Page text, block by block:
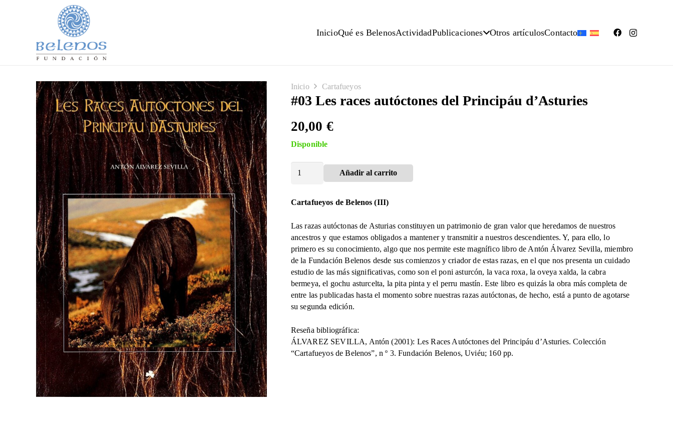
InicioQué es BelenosActividadPublicaciones Otros artículosContacto
Inicio Cartafueyos
#03 Les races autóctones del Principáu d’Asturies
20,00 €
Disponible
autóctones
Principáu
d'Asturies
cantidad
Añadir al carrito
Alternative:
Cartafueyos de Belenos (III)
Las razas autóctonas de Asturias constituyen un patrimonio de gran valor que heredamos de nuestros
ancestros y que estamos obligados a mantener y transmitir a nuestros descendientes. Y, para ello, lo
primero es su conocimiento, algo que nos permite este magnífico libro de Antón Álvarez Sevilla, miembro
de la Fundación Belenos desde sus comienzos y criador de estas razas, en el que nos presenta un cuidado
estudio de las más significativas, como son el poni asturcón, la vaca roxa, la oveya xalda, la cabra
bermeya, el gochu asturcelta, la pita pinta y el perru mastín. Este libro es quizás la obra más completa de
entre las publicadas hasta el momento sobre nuestras razas autóctonas, de hecho, está a punto de agotarse
su segunda edición.
Reseña bibliográfica:
ÁLVAREZ SEVILLA, Antón (2001): Les Races Autóctones del Principáu d’Asturies. Colección
“Cartafueyos de Belenos”, n º 3. Fundación Belenos, Uviéu; 160 pp.